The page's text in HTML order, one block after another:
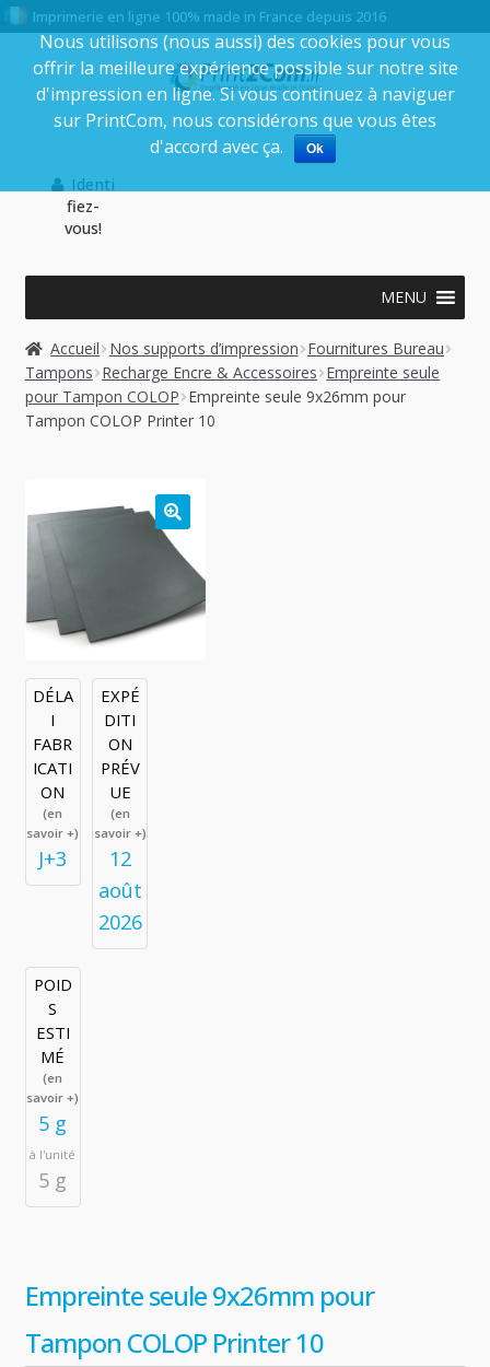
Imprimerie en ligne 100% made in France depuis 2016
Aller
à
la
Aller
au
contenu
Identi
fiez-
vous!
MENU
Accueil Nos supports d’impression Fournitures Bureau
Tampons Recharge Encre & Accessoires Empreinte seule
pour Tampon COLOP Empreinte seule 9x26mm pour
Tampon COLOP Printer 10
🔍
DÉLA
I
FABR
ICATI
ON
(en
savoir +)
J+3
EXPÉ
DITI
ON
PRÉV
UE
(en
savoir +)
12
août
2026
POID
S
ESTI
MÉ
(en
savoir +)
5 g
à l'unité
5 g
Empreinte seule 9x26mm pour
Tampon COLOP Printer 10
Nous utilisons (nous aussi) des cookies pour vous
offrir la meilleure expérience possible sur notre site
d'impression en ligne. Si vous continuez à naviguer
sur PrintCom, nous considérons que vous êtes
d'accord avec ça.
Ok